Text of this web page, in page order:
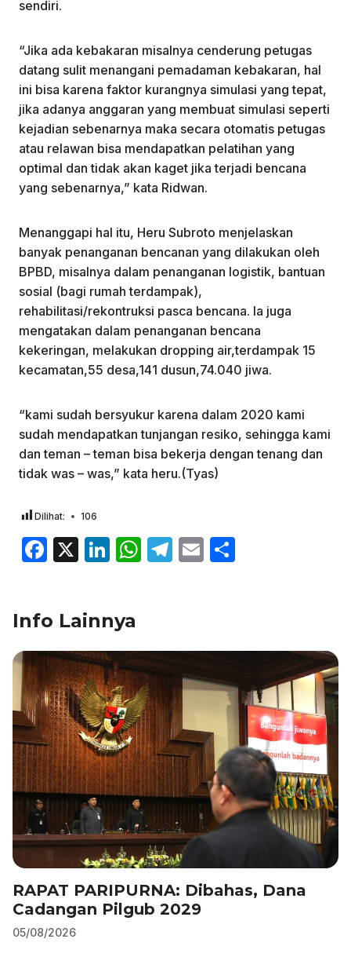
sendiri.
“Jika ada kebakaran misalnya cenderung petugas
datang sulit menangani pemadaman kebakaran, hal
ini bisa karena faktor kurangnya simulasi yang tepat,
jika adanya anggaran yang membuat simulasi seperti
kejadian sebenarnya maka secara otomatis petugas
atau relawan bisa mendapatkan pelatihan yang
optimal dan tidak akan kaget jika terjadi bencana
yang sebenarnya,” kata Ridwan.
Menanggapi hal itu, Heru Subroto menjelaskan
banyak penanganan bencanan yang dilakukan oleh
BPBD, misalnya dalam penanganan logistik, bantuan
sosial (bagi rumah terdampak),
rehabilitasi/rekontruksi pasca bencana. Ia juga
mengatakan dalam penanganan bencana
kekeringan, melakukan dropping air,terdampak 15
kecamatan,55 desa,141 dusun,74.040 jiwa.
“kami sudah bersyukur karena dalam 2020 kami
sudah mendapatkan tunjangan resiko, sehingga kami
dan teman – teman bisa bekerja dengan tenang dan
tidak was – was,” kata heru.(Tyas)
Dilihat: 106
F
e
b
o
o
k
X
Li
e
dI
n
W
A
p
p
T
a
m
E
Info Lainnya
RAPAT PARIPURNA: Dibahas, Dana
Cadangan Pilgub 2029
05/08/2026